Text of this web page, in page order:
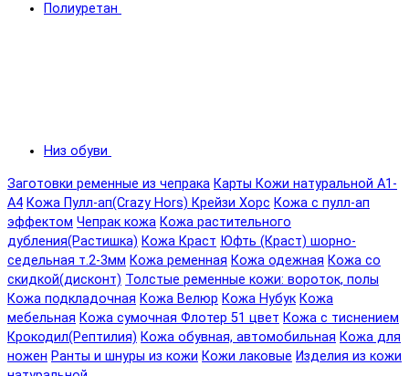
Полиуретан
Низ обуви
Заготовки ременные из чепрака Карты Кожи натуральной А1-
А4 Кожа Пулл-ап(Crazy Hors) Крейзи Хорс Кожа с пулл-ап
эффектом Чепрак кожа Кожа растительного
дубления(Растишка) Кожа Краст Юфть (Краст) шорно-
седельная т.2-3мм Кожа ременная Кожа одежная Кожа со
скидкой(дисконт) Толстые ременные кожи: вороток, полы
Кожа подкладочная Кожа Велюр Кожа Нубук Кожа
мебельная Кожа сумочная Флотер 51 цвет Кожа с тиснением
Крокодил(Рептилия) Кожа обувная, автомобильная Кожа для
ножен Ранты и шнуры из кожи Кожи лаковые Изделия из кожи